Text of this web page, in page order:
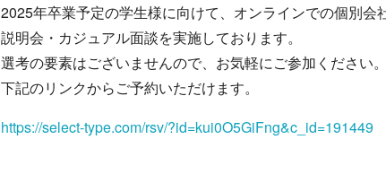
2025年卒業予定の学生様に向けて、オンラインでの個別会
説明会・カジュアル面談を実施しております。
選考の要素はございませんので、お気軽にご参加ください。
下記のリンクからご予約いただけます。
https://select-type.com/rsv/?id=kui0O5GiFng&c_id=191449